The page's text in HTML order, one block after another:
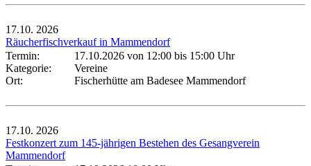
17.10. 2026
Räucherfischverkauf in Mammendorf
Termin:
17.10.2026 von 12:00 bis 15:00 Uhr
Kategorie:
Vereine
Ort:
Fischerhütte am Badesee Mammendorf
17.10. 2026
Festkonzert zum 145-jährigen Bestehen des Gesangverein
Mammendorf